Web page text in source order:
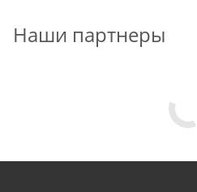
стеклопластиковую
стекловолокна.
Наши партнеры